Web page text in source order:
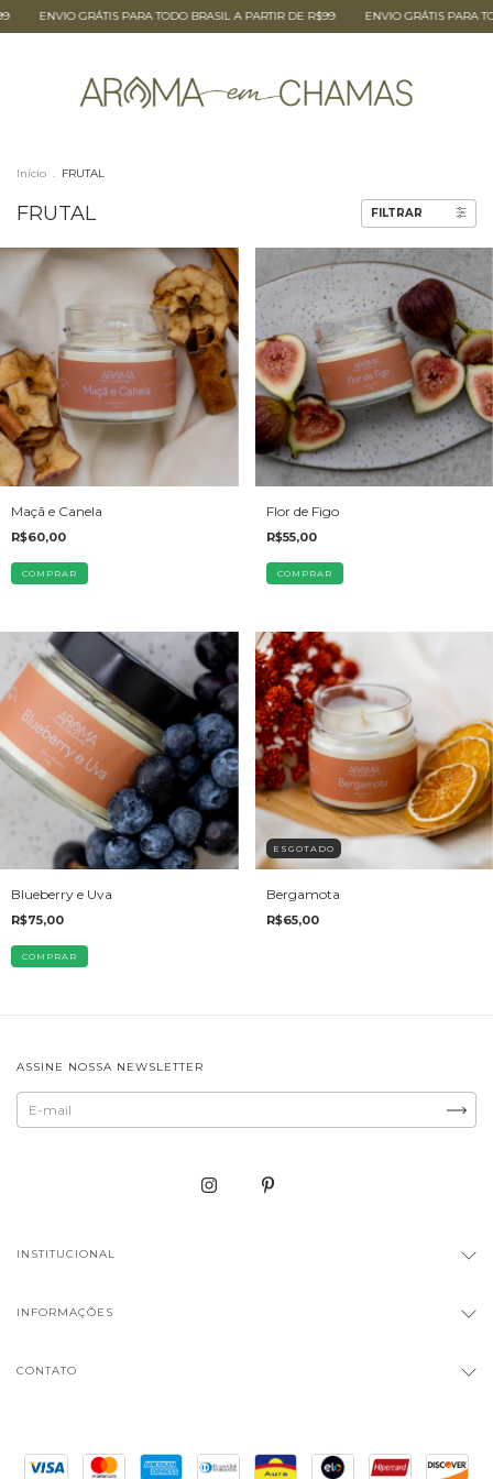
ENVIO GRÁTIS PARA TODO BRASIL A PARTIR DE R$99 ENVIO GRÁTIS PARA
Início . FRUTAL
FRUTAL FILTRAR
Maçã e Canela
R$60,00
Flor de Figo
R$55,00
Blueberry e Uva
R$75,00
ESGOTADO
Bergamota
R$65,00
ASSINE NOSSA NEWSLETTER
INSTITUCIONAL
INFORMAÇÕES
CONTATO